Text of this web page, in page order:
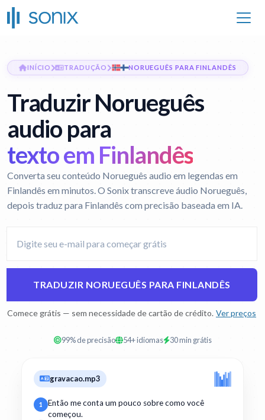
INÍCIO TRADUÇÃO NORUEGUÊS PARA FINLANDÊS
Traduzir Norueguês
audio para
texto em Finlandês
Converta seu conteúdo Norueguês audio em legendas em
Finlandês em minutos. O Sonix transcreve áudio Norueguês,
depois traduz para Finlandês com precisão baseada em IA.
TRADUZIR NORUEGUÊS PARA FINLANDÊS
Comece grátis — sem necessidade de cartão de crédito. Ver preços
99% de precisão 54+ idiomas 30 min grátis
gravacao.mp3
1
Então me conta um pouco sobre como você
começou.